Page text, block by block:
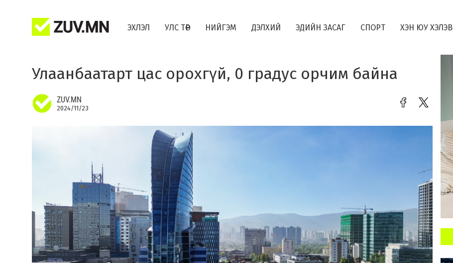
ЭХЛЭЛ УЛС ТӨР НИЙГЭМ ДЭЛХИЙ ЭДИЙН ЗАСАГ СПОРТ ХЭН ЮУ ХЭЛЭВ
Улаанбаатарт цас орохгүй, 0 градус орчим байна
ZUV.MN
2024/11/23